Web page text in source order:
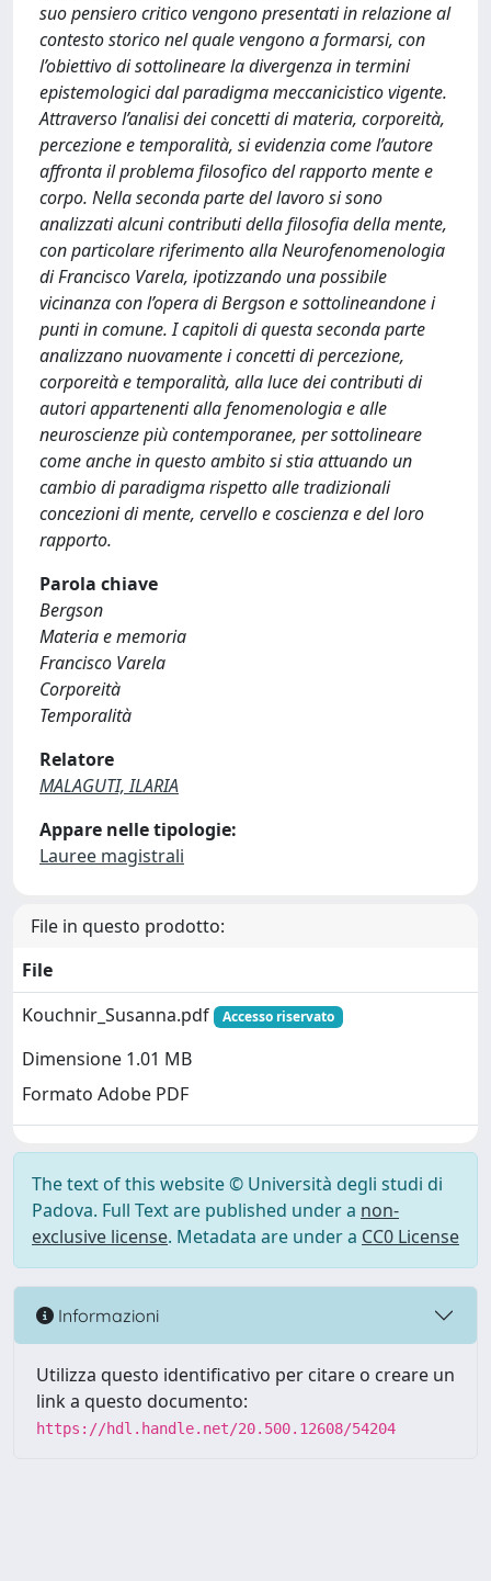
suo pensiero critico vengono presentati in relazione al
contesto storico nel quale vengono a formarsi, con
l’obiettivo di sottolineare la divergenza in termini
epistemologici dal paradigma meccanicistico vigente.
Attraverso l’analisi dei concetti di materia, corporeità,
percezione e temporalità, si evidenzia come l’autore
affronta il problema filosofico del rapporto mente e
corpo. Nella seconda parte del lavoro si sono
analizzati alcuni contributi della filosofia della mente,
con particolare riferimento alla Neurofenomenologia
di Francisco Varela, ipotizzando una possibile
vicinanza con l’opera di Bergson e sottolineandone i
punti in comune. I capitoli di questa seconda parte
analizzano nuovamente i concetti di percezione,
corporeità e temporalità, alla luce dei contributi di
autori appartenenti alla fenomenologia e alle
neuroscienze più contemporanee, per sottolineare
come anche in questo ambito si stia attuando un
cambio di paradigma rispetto alle tradizionali
concezioni di mente, cervello e coscienza e del loro
rapporto.
Parola chiave
Bergson
Materia e memoria
Francisco Varela
Corporeità
Temporalità
Relatore
MALAGUTI, ILARIA
Appare nelle tipologie:
Lauree magistrali
File in questo prodotto:
File
Kouchnir_Susanna.pdf
Accesso riservato
Dimensione 1.01 MB
Formato Adobe PDF
The text of this website © Università degli studi di
Padova. Full Text are published under a non-
exclusive license. Metadata are under a CC0 License
Informazioni
Utilizza questo identificativo per citare o creare un
link a questo documento:
https://hdl.handle.net/20.500.12608/54204